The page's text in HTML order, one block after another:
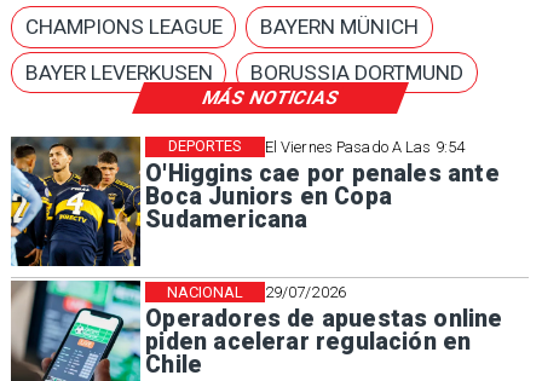
MÁS NOTICIAS
El Viernes Pasado A Las 9:54
O'Higgins cae por penales ante
Boca Juniors en Copa
Sudamericana
DEPORTES
29/07/2026
Operadores de apuestas online
piden acelerar regulación en
Chile
NACIONAL
CHAMPIONS LEAGUE
BAYERN MÜNICH
BAYER LEVERKUSEN
BORUSSIA DORTMUND